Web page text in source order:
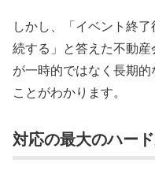
しかし、「イベント終
続する」と答えた不動
が一時的ではなく長期
ことがわかります。
対応の最大のハー